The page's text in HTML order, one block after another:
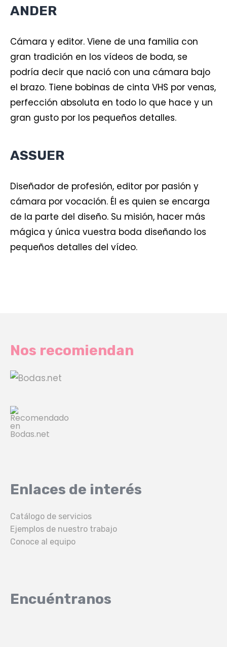
ANDER
Cámara y editor. Viene de una familia con
gran tradición en los vídeos de boda, se
podría decir que nació con una cámara bajo
el brazo. Tiene bobinas de cinta VHS por venas,
perfección absoluta en todo lo que hace y un
gran gusto por los pequeños detalles.
ASSUER
Diseñador de profesión, editor por pasión y
cámara por vocación. Él es quien se encarga
de la parte del diseño. Su misión, hacer más
mágica y única vuestra boda diseñando los
pequeños detalles del vídeo.
Nos recomiendan
Enlaces de interés
Catálogo de servicios
Ejemplos de nuestro trabajo
Conoce al equipo
Encuéntranos